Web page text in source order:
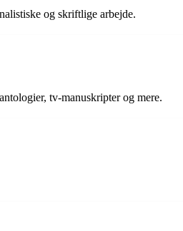
og skriftlige arbejde.
tv-manuskripter og mere.